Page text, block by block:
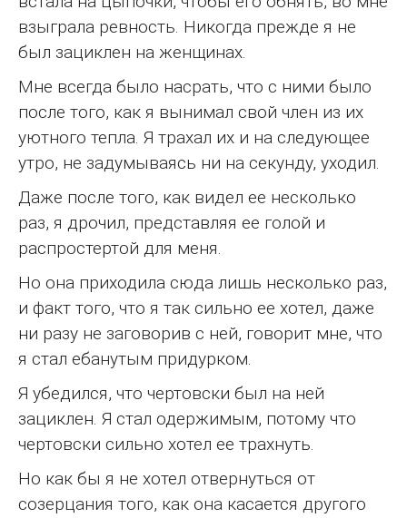
взыграла ревность. Никогда прежде я не
был зациклен на женщинах.
Мне всегда было насрать, что с ними было
после того, как я вынимал свой член из их
уютного тепла. Я трахал их и на следующее
утро, не задумываясь ни на секунду, уходил.
Даже после того, как видел ее несколько
раз, я дрочил, представляя ее голой и
распростертой для меня.
Но она приходила сюда лишь несколько раз,
и факт того, что я так сильно ее хотел, даже
ни разу не заговорив с ней, говорит мне, что
я стал ебанутым придурком.
Я убедился, что чертовски был на ней
зациклен. Я стал одержимым, потому что
чертовски сильно хотел ее трахнуть.
Но как бы я не хотел отвернуться от
созерцания того, как она касается другого